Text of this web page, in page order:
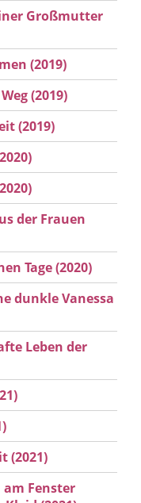
Großmutter
(2019)
(2019)
(2019)
der Frauen
Tage (2020)
dunkle Vanessa
Leben der
(2021)
am Fenster